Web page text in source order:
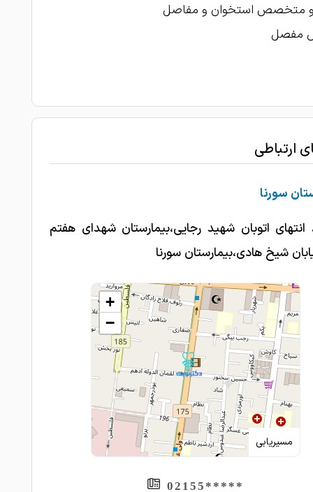
متخصص استخوان و مفاصل
مفصل
ارتباطی
سورنا
انتهای اتوبان شهید رجایی،بیمارستان شهدای هفتم
شیخ هادی،بیمارستان سورنا
مسیریابی
+
−
*****02155